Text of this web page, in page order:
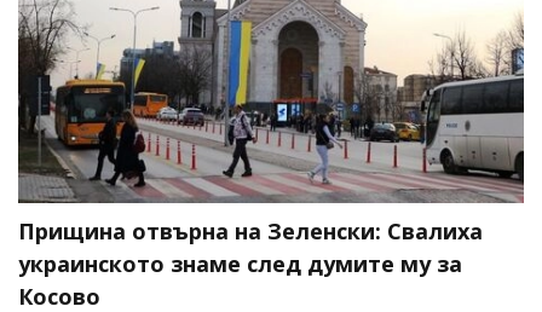
Прищина отвърна на Зеленски: Свалиха
украинското знаме след думите му за
Косово